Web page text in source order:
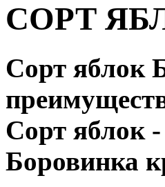
СОРТ
Сорт яблок
Сорт яблок -
Боровинка